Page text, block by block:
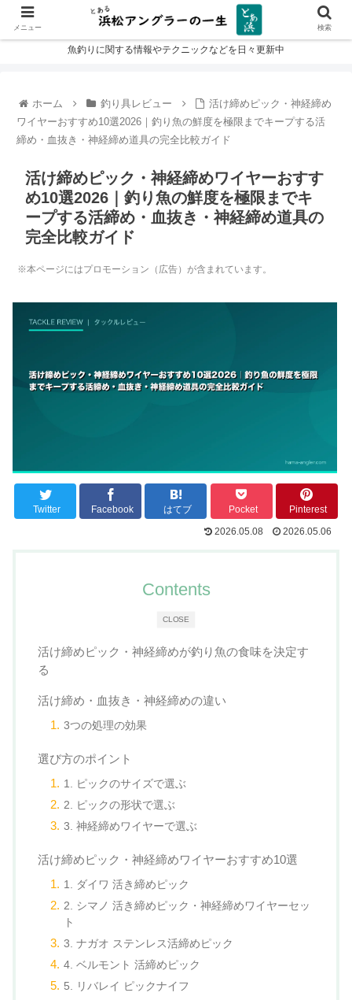
魚釣りに関する情報やテクニックなどを日々更新中
ホーム 釣り具レビュー
活け締めピック・神経締め
ワイヤーおすすめ10選2026｜釣り魚の鮮度を極限までキープする活
締め・血抜き・神経締め道具の完全比較ガイド
活け締めピック・神経締めワイヤーおすす
め10選2026｜釣り魚の鮮度を極限までキ
ープする活締め・血抜き・神経締め道具の
完全比較ガイド
※本ページにはプロモーション（広告）が含まれています。
Twitter Facebook はてブ Pocket
Pinterest
2026.05.08
2026.05.06
CLOSE
Contents
活け締めピック・神経締めが釣り魚の食味を決定す
る
活け締め・血抜き・神経締めの違い
3つの処理の効果
選び方のポイント
1. ピックのサイズで選ぶ
2. ピックの形状で選ぶ
3. 神経締めワイヤーで選ぶ
活け締めピック・神経締めワイヤーおすすめ10選
1. ダイワ 活き締めピック
2. シマノ 活き締めピック・神経締めワイヤーセッ
ト
3. ナガオ ステンレス活締めピック
4. ベルモント 活締めピック
5. リバレイ ピックナイフ
メニュー 検索